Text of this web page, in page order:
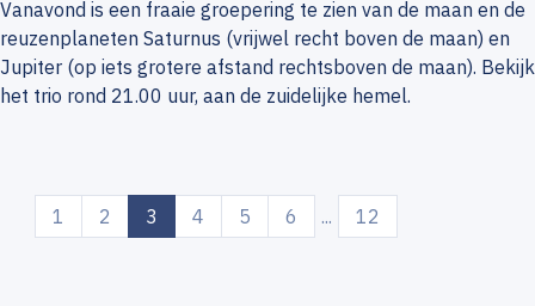
Vanavond is een fraaie groepering te zien van de maan en de
reuzenplaneten Saturnus (vrijwel recht boven de maan) en
Jupiter (op iets grotere afstand rechtsboven de maan). Bekijk
het trio rond 21.00 uur, aan de zuidelijke hemel.
1 2 3 (current)
4 5 6 ... 12